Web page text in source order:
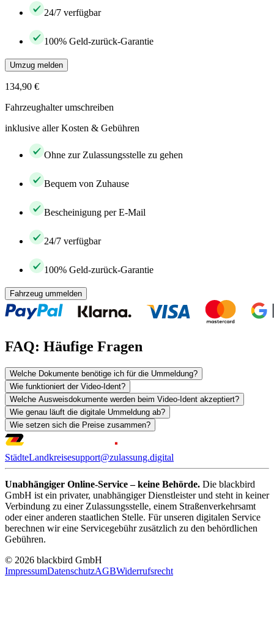
24/7 verfügbar
100% Geld-zurück-Garantie
Umzug melden
134,90 €
Fahrzeughalter umschreiben
inklusive aller Kosten & Gebühren
Ohne zur Zulassungsstelle zu gehen
Bequem von Zuhause
Bescheinigung per E-Mail
24/7 verfügbar
100% Geld-zurück-Garantie
Fahrzeug ummelden
FAQ: Häufige Fragen
Welche Dokumente benötige ich für die Ummeldung?
Wie funktioniert der Video-Ident?
Welche Ausweisdokumente werden beim Video-Ident akzeptiert?
Wie genau läuft die digitale Ummeldung ab?
Wie setzen sich die Preise zusammen?
StädteLandkreisesupport@zulassung.digital
Unabhängiger Online-Service – keine Behörde. Die blackbird
GmbH ist ein privater, unabhängiger Dienstleister und steht in keiner
Verbindung zu einer Zulassungsstelle, einem Straßenverkehrsamt
oder einer anderen staatlichen Stelle. Für unseren digitalen Service
berechnen wir eine Servicegebühr zusätzlich zu den behördlichen
Gebühren.
© 2026 blackbird GmbH
ImpressumDatenschutzAGBWiderrufsrecht